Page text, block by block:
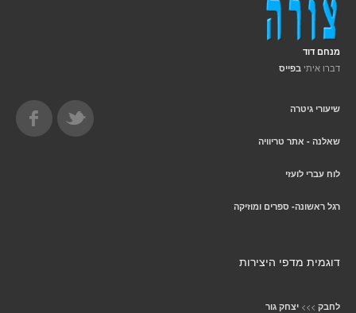
מנחם דוד
דברו איתי בפייס
שיעורי גיטרה
שאלנה - אתר טריוויה
לוח עברי לועזי
רגל ראשונה- ספרים ומוזיקה
דוגמית מדפי היצירות
לחבק >>> יצחק גור